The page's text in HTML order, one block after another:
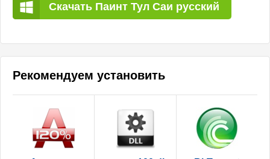
Скачать Паинт Тул Саи русский
Рекомендуем установить